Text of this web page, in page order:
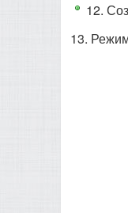
12.
13.